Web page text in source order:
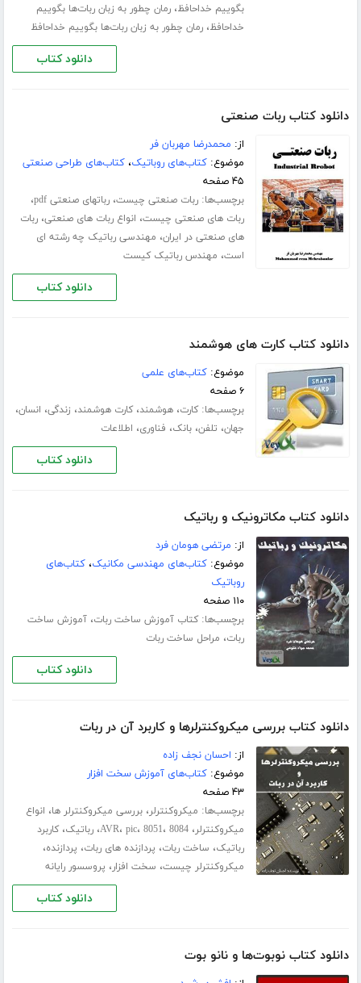
بگوییم خداحافظ،رمان چطور به زبان ربات‌ها بگوییم
خداحافظ،رمان چطور به زبان ربات‌ها بگوییم خداحافظ
دانلود کتاب
دانلود کتاب ربات صنعتی
از: محمدرضا مهربان فر
موضوع:کتاب‌های روباتیک،کتاب‌های طراحی صنعتی
۴۵ صفحه
برچسب‌ها:ربات صنعتی چیست،رباتهای صنعتی pdf ،
ربات های صنعتی چیست، انواع ربات های صنعتی،ربات
های صنعتی در ایران، مهندسی رباتیک چه رشته ای
است، مهندس رباتیک کیست
دانلود کتاب
دانلود کتاب کارت های هوشمند
موضوع:کتاب‌های علمی
۶ صفحه
برچسب‌ها:کارت،هوشمند،کارت هوشمند، زندگی، انسان،
جهان، تلفن،بانک، فناوری، اطلاعات
دانلود کتاب
دانلود کتاب مکاترونیک و رباتیک
از: مرتضی هومان فرد
موضوع:کتاب‌های مهندسی مکانیک،کتاب‌های
روباتیک
۱۱۰ صفحه
برچسب‌ها:کتاب آموزش ساخت ربات،آموزش ساخت
ربات، مراحل ساخت ربات
دانلود کتاب
دانلود کتاب بررسی میکروکنترلرها و کاربرد آن در ربات
از: احسان نجف زاده
موضوع:کتاب‌های آموزش سخت افزار
۴۳ صفحه
برچسب‌ها: میکروکنترلر،بررسی میکروکنترلر ها، انواع
میکروکنترلر، AVR، pic، 8051، 8084 ،رباتیک،کاربرد
رباتیک، ساخت ربات، پردازنده های ربات، پردازنده،
میکروکنترلر چیست، سخت افزار، پروسسور رایانه
دانلود کتاب
دانلود کتاب نوبوت‌ها و نانو بوت